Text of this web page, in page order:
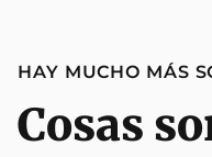
HAY MUCHO MÁS
Cosas